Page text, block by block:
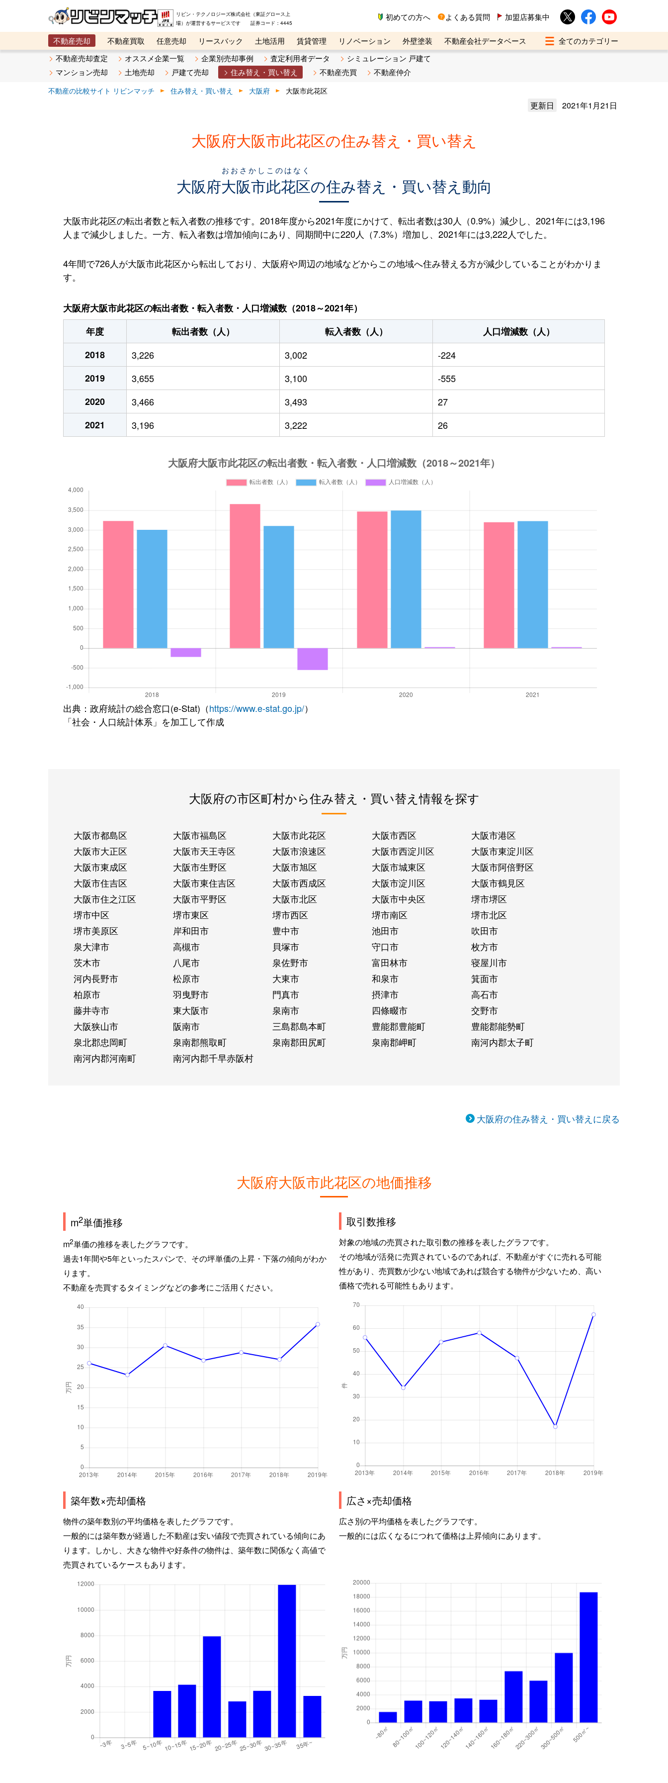
リビン・テクノロジーズ株式会社（東証グロース上
場）が運営するサービスです 証券コード：4445
初めての方へ よくある質問 加盟店募集中
不動産売却 不動産買取 任意売却 リースバック 土地活用 賃貸管理 リノベーション 外壁塗装
不動産会社データベース
メタ住宅展示場
ベスト不動産カンパニー オンライン講座 リビンマガジンBiz 不動産売却ご相談デスク
不動産売却査定 オススメ企業一覧 企業別売却事例 査定利用者データ
シミュレーション 戸建て
マンション売却
土地売却 戸建て売却 住み替え・買い替え 不動産売買 不動産仲介
不動産の比較サイト リビンマッチ 住み替え・買い替え 大阪府 大阪市此花区
更新日 2021年1月21日
大阪府大阪市此花区の住み替え・買い替え
大阪府大阪市此花区
おおさかしこのはなく
の住み替え・買い替え動向
大阪市此花区の転出者数と転入者数の推移です。2018年度から2021年度にかけて、転出者数は30人（0.9%）減少し、2021年には3,196
人まで減少しました。一方、転入者数は増加傾向にあり、同期間中に220人（7.3%）増加し、2021年には3,222人でした。
4年間で726人が大阪市此花区から転出しており、大阪府や周辺の地域などからこの地域へ住み替える方が減少していることがわかりま
す。
大阪府大阪市此花区の転出者数・転入者数・人口増減数（2018～2021年）
年度
転出者数（人） 転入者数（人）
人口増減数（人）
2018
3,226 3,002
-224
2019
3,655 3,100
-555
2020
3,466 3,493
27
2021
3,196 3,222 26
出典：政府統計の総合窓口(e-Stat)（https://www.e-stat.go.jp/）
「社会・人口統計体系」を加工して作成
大阪府の市区町村から住み替え・買い替え情報を探す
大阪市都島区 大阪市福島区 大阪市此花区 大阪市西区
大阪市港区
大阪市大正区
大阪市天王寺区 大阪市浪速区 大阪市西淀川区
大阪市東淀川区
大阪市東成区
大阪市生野区 大阪市旭区 大阪市城東区
大阪市阿倍野区
大阪市住吉区
大阪市東住吉区 大阪市西成区 大阪市淀川区
大阪市鶴見区
大阪市住之江区
大阪市平野区 大阪市北区 大阪市中央区
堺市堺区
堺市中区
堺市東区 堺市西区 堺市南区
堺市北区
堺市美原区
岸和田市 豊中市 池田市
吹田市
泉大津市
高槻市 貝塚市 守口市
枚方市
茨木市
八尾市 泉佐野市 富田林市
寝屋川市
河内長野市
松原市 大東市 和泉市
箕面市
柏原市
羽曳野市 門真市 摂津市
高石市
藤井寺市
東大阪市 泉南市 四條畷市
交野市
大阪狭山市
阪南市 三島郡島本町 豊能郡豊能町
豊能郡能勢町
泉北郡忠岡町
泉南郡熊取町 泉南郡田尻町 泉南郡岬町
南河内郡太子町
南河内郡河南町
南河内郡千早赤阪村
大阪府の住み替え・買い替えに戻る
大阪府大阪市此花区の地価推移
m2単価推移
m2単価の推移を表したグラフです。
過去1年間や5年といったスパンで、その坪単価の上昇・下落の傾向がわか
ります。
不動産を売買するタイミングなどの参考にご活用ください。
取引数推移
対象の地域の売買された取引数の推移を表したグラフです。
その地域が活発に売買されているのであれば、不動産がすぐに売れる可能
性があり、売買数が少ない地域であれば競合する物件が少ないため、高い
価格で売れる可能性もあります。
築年数×売却価格
物件の築年数別の平均価格を表したグラフです。
一般的には築年数が経過した不動産は安い値段で売買されている傾向にあ
ります。しかし、大きな物件や好条件の物件は、築年数に関係なく高値で
売買されているケースもあります。
広さ×売却価格
広さ別の平均価格を表したグラフです。
一般的には広くなるにつれて価格は上昇傾向にあります。